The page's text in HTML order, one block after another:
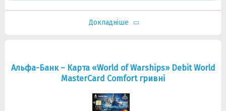
Докладніше
Альфа-Банк – Карта «World of Warships» Debit World
MasterCard Comfort гривні